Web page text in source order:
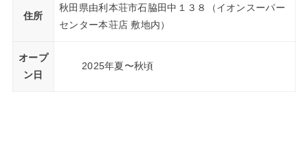
住所
秋田県由利本荘市石脇田中１３８（イオンスーパー
センター本荘店 敷地内）
オープ
ン日
2025年夏〜秋頃